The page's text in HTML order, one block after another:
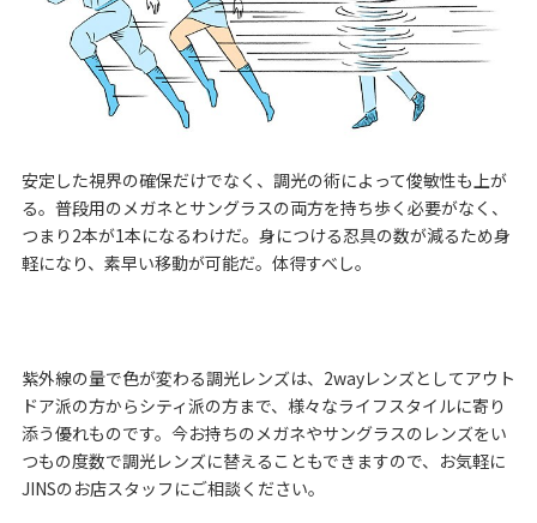
安定した視界の確保だけでなく、調光の術によって俊敏性も上が
る。普段用のメガネとサングラスの両方を持ち歩く必要がなく、
つまり2本が1本になるわけだ。身につける忍具の数が減るため身
軽になり、素早い移動が可能だ。体得すべし。
紫外線の量で色が変わる調光レンズは、2wayレンズとしてアウト
ドア派の方からシティ派の方まで、様々なライフスタイルに寄り
添う優れものです。今お持ちのメガネやサングラスのレンズをい
つもの度数で調光レンズに替えることもできますので、お気軽に
JINSのお店スタッフにご相談ください。